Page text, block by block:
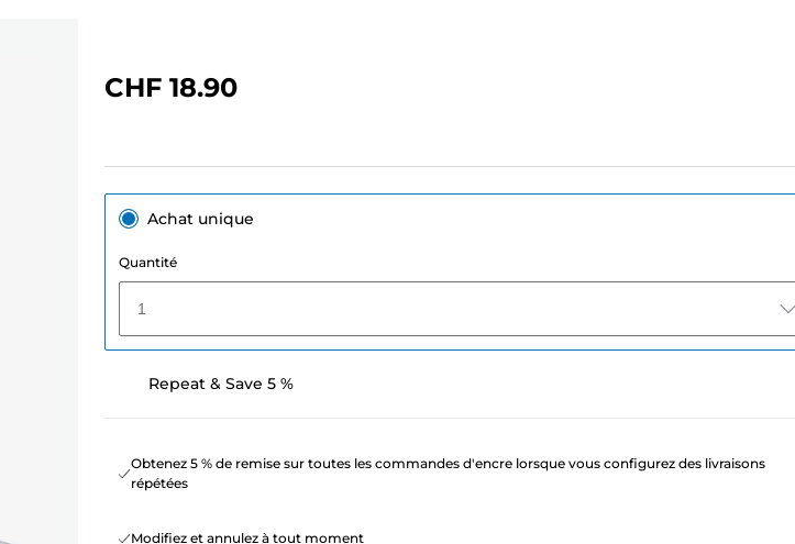
CHF 18.90
Achat unique
Quantité
1
Repeat & Save 5 %
Obtenez 5 % de remise sur toutes les commandes d'encre lorsque vous configurez des livraisons
répétées
Modifiez et annulez à tout moment